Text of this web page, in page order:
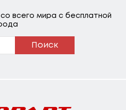
всего мира с бесплатной
Поиск